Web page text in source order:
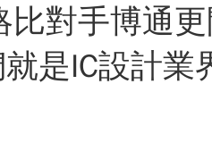
對手博通
是IC設計業